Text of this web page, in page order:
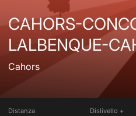
CAHORS-
LALBENQUE-
Cahors
Distanza Dislivello +